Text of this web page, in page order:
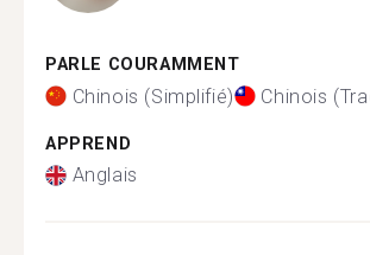
PARLE COURAMMENT
Chinois (Simplifié) Chinois
APPREND
Anglais